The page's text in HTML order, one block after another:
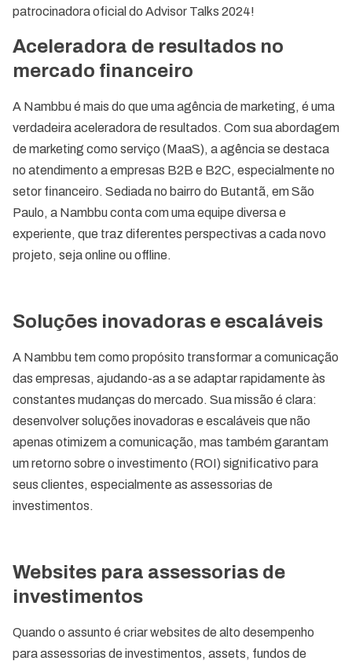
patrocinadora oficial do Advisor Talks 2024!
Aceleradora de resultados no
mercado financeiro
A Nambbu é mais do que uma agência de marketing, é uma
verdadeira aceleradora de resultados. Com sua abordagem
de marketing como serviço (MaaS), a agência se destaca
no atendimento a empresas B2B e B2C, especialmente no
setor financeiro. Sediada no bairro do Butantã, em São
Paulo, a Nambbu conta com uma equipe diversa e
experiente, que traz diferentes perspectivas a cada novo
projeto, seja online ou offline.
Soluções inovadoras e escaláveis
A Nambbu tem como propósito transformar a comunicação
das empresas, ajudando-as a se adaptar rapidamente às
constantes mudanças do mercado. Sua missão é clara:
desenvolver soluções inovadoras e escaláveis que não
apenas otimizem a comunicação, mas também garantam
um retorno sobre o investimento (ROI) significativo para
seus clientes, especialmente as assessorias de
investimentos.
Websites para assessorias de
investimentos
Quando o assunto é criar websites de alto desempenho
para assessorias de investimentos, assets, fundos de